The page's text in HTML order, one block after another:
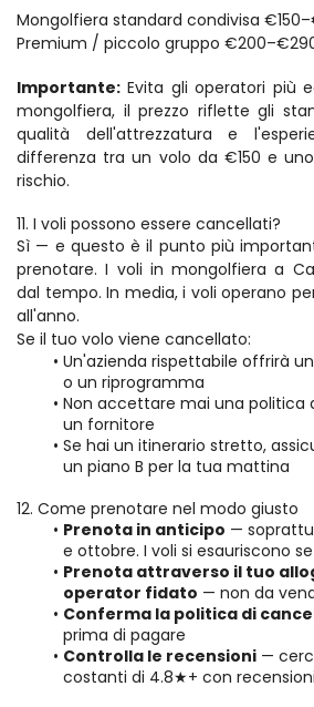
Mongolfiera standard condivisa
Premium / piccolo gruppo
Importante: Evita gli operatori più
mongolfiera, il prezzo riflette gli
qualità dell'attrezzatura e
differenza tra un volo da €150 e
rischio.
11. I voli possono essere cancellati?
Sì — e questo è il punto più
prenotare. I voli in mongolfiera a
dal tempo. In media, i voli operano
all'anno.
Se il tuo volo viene cancellato:
Un'azienda rispettabile offrirà
o un riprogramma
Non accettare mai una politica
un fornitore
Se hai un itinerario stretto,
un piano B per la tua mattina
12. Come prenotare nel modo giusto
Prenota in anticipo —
e ottobre. I voli si esauriscono
Prenota attraverso il tuo
operator fidato — non da
Conferma la politica di
prima di pagare
Controlla le recensioni —
costanti di 4.8★+ con